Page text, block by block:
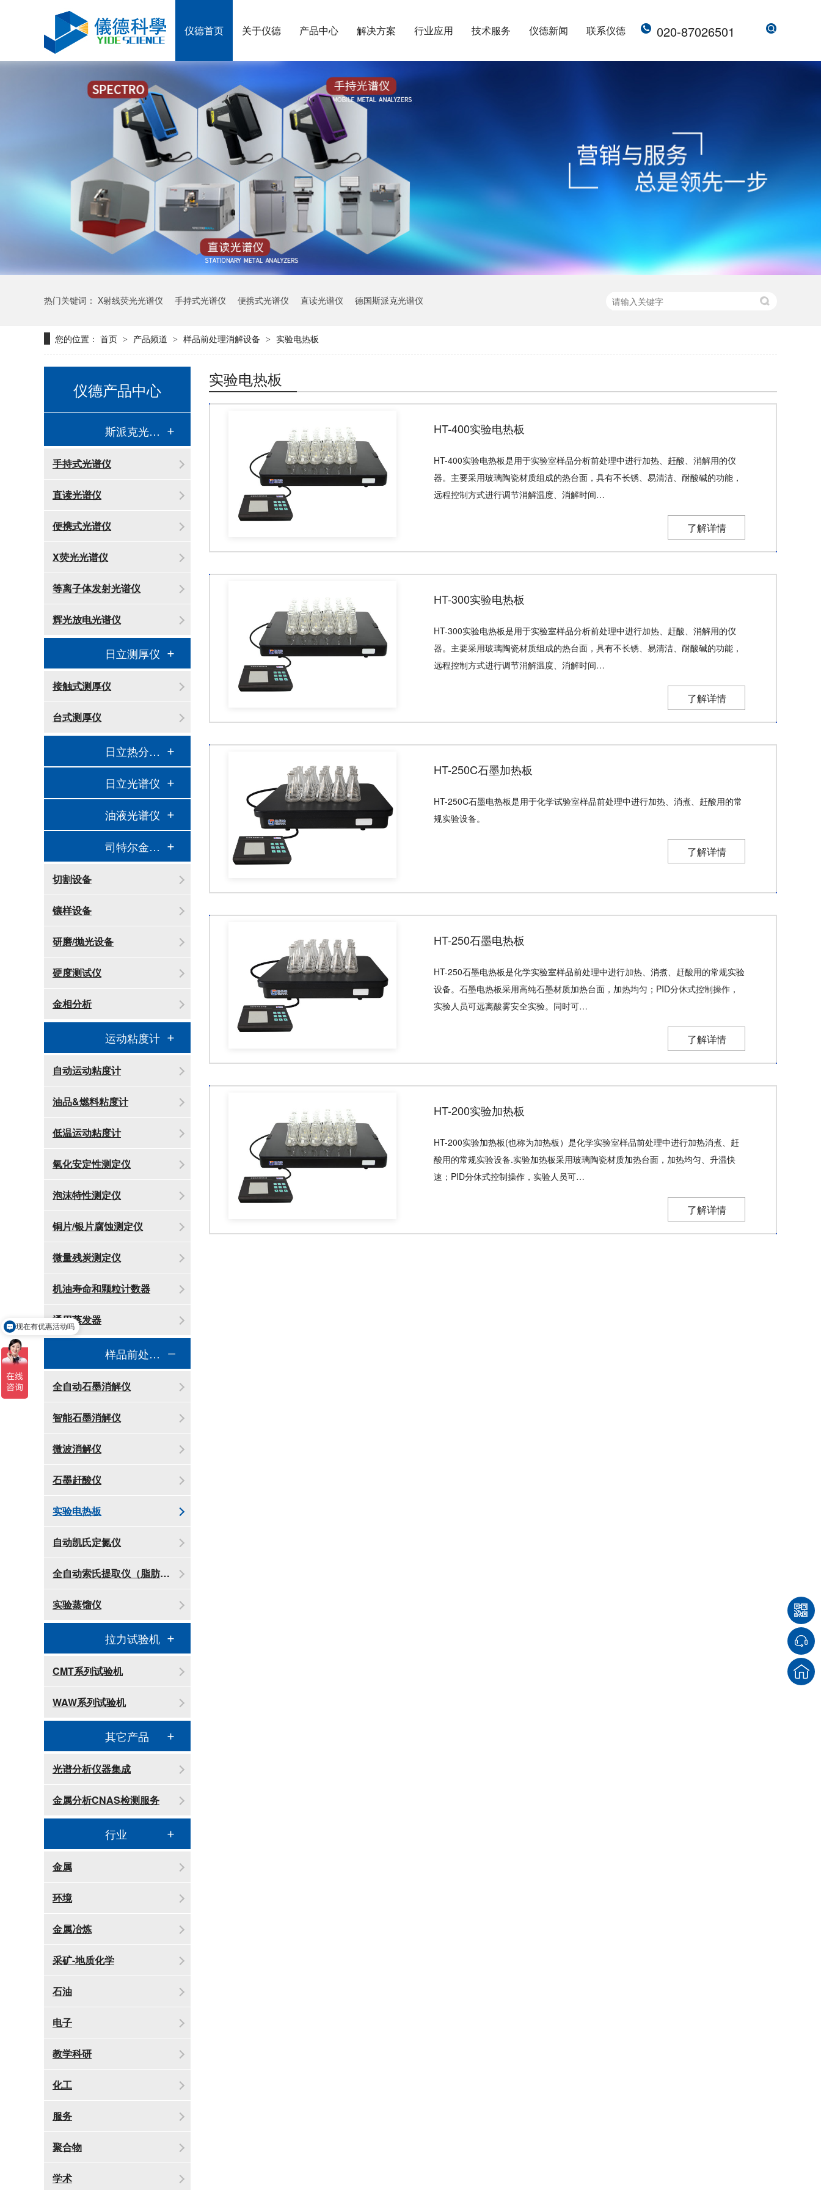
仪德首页 关于仪德 产品中心 解决方案 行业应用 技术服务 仪德新闻 联系仪德 020-87026501
热门关键词： X射线荧光光谱仪 手持式光谱仪 便携式光谱仪 直读光谱仪 德国斯派克光谱仪
您的位置： 首页 > 产品频道 > 样品前处理消解设备 > 实验电热板
实验电热板
HT-400实验电热板
HT-400实验电热板是用于实验室样品分析前处理中进行加热、赶酸、消解用的仪
器。主要采用玻璃陶瓷材质组成的热台面，具有不长锈、易清洁、耐酸碱的功能，
远程控制方式进行调节消解温度、消解时间…
了解详情
HT-300实验电热板
HT-300实验电热板是用于实验室样品分析前处理中进行加热、赶酸、消解用的仪
器。主要采用玻璃陶瓷材质组成的热台面，具有不长锈、易清洁、耐酸碱的功能，
远程控制方式进行调节消解温度、消解时间…
了解详情
HT-250C石墨加热板
HT-250C石墨电热板是用于化学试验室样品前处理中进行加热、消煮、赶酸用的常
规实验设备。
了解详情
HT-250石墨电热板
HT-250石墨电热板是化学实验室样品前处理中进行加热、消煮、赶酸用的常规实验
设备。石墨电热板采用高纯石墨材质加热台面，加热均匀；PID分休式控制操作，
实验人员可远离酸雾安全实验。同时可…
了解详情
HT-200实验加热板
HT-200实验加热板(也称为加热板）是化学实验室样品前处理中进行加热消煮、赶
酸用的常规实验设备.实验加热板采用玻璃陶瓷材质加热台面，加热均匀、升温快
速；PID分休式控制操作，实验人员可…
了解详情
仪德产品中心
斯派克光谱仪
手持式光谱仪
直读光谱仪
便携式光谱仪
X荧光光谱仪
等离子体发射光谱仪
辉光放电光谱仪
日立测厚仪
接触式测厚仪
台式测厚仪
日立热分析仪
日立光谱仪
油液光谱仪
司特尔金相处理
切割设备
镶样设备
研磨/抛光设备
硬度测试仪
金相分析
运动粘度计
自动运动粘度计
油品&燃料粘度计
低温运动粘度计
氧化安定性测定仪
泡沫特性测定仪
铜片/银片腐蚀测定仪
微量残炭测定仪
机油寿命和颗粒计数器
通用蒸发器
样品前处理消解设备
全自动石墨消解仪
智能石墨消解仪
微波消解仪
石墨赶酸仪
实验电热板
自动凯氏定氮仪
全自动索氏提取仪（脂肪测定仪）
实验蒸馏仪
拉力试验机
CMT系列试验机
WAW系列试验机
其它产品
光谱分析仪器集成
金属分析CNAS检测服务
行业
金属
环境
金属冶炼
采矿-地质化学
石油
电子
教学科研
化工
服务
聚合物
学术
现在有优惠活动吗